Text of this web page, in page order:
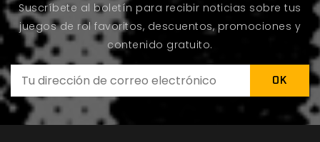
Suscríbete al boletín para recibir noticias sobre tus
juegos de rol favoritos, descuentos, promociones y
contenido gratuito.